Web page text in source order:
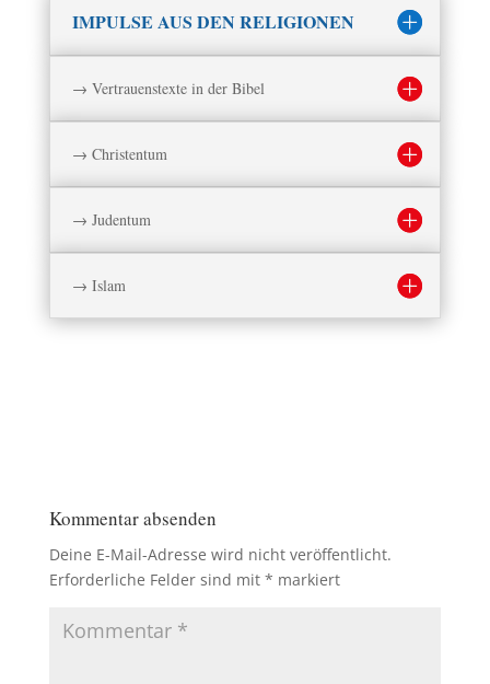
IMPULSE AUS DEN RELIGIONEN
→ Vertrauenstexte in der Bibel
→ Christentum
→ Judentum
→ Islam
Kommentar absenden
Deine E-Mail-Adresse wird nicht veröffentlicht.
Erforderliche Felder sind mit * markiert